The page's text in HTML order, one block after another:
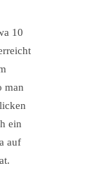
10
man
ein
auf